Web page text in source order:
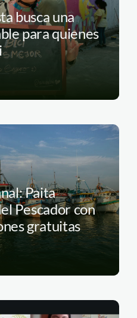
busca una
para quienes
Paita
Pescador con
gratuitas